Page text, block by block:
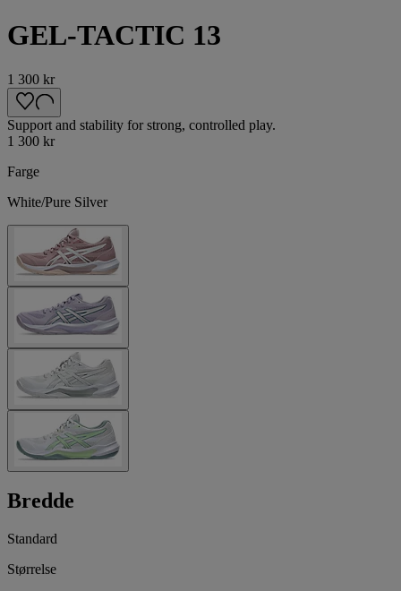
GEL-TACTIC 13
1 300 kr
Support and stability for strong, controlled play.
1 300 kr
Farge
White/Pure Silver
Bredde
Standard
Størrelse